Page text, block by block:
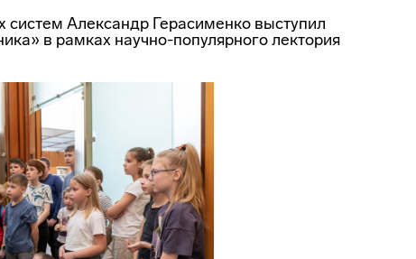
Александр Герасименко выступил
в рамках научно-популярного лектория